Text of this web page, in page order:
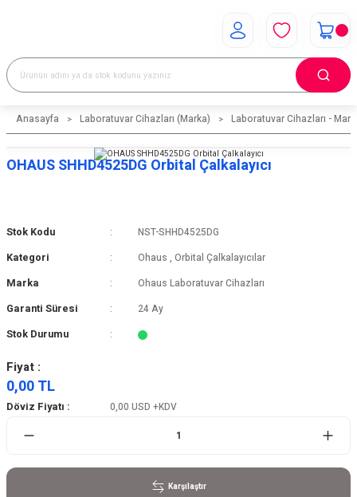
Anasayfa Laboratuvar Cihazları (Marka) Laboratuvar Cihazları -
OHAUS SHHD4525DG Orbital Çalkalayıcı
Stok Kodu NST-SHHD4525DG
Kategori Ohaus , Orbital Çalkalayıcılar
Marka Ohaus Laboratuvar Cihazları
Garanti Süresi 24 Ay
Stok Durumu
Fiyat :
0,00 TL
Döviz Fiyatı : 0,00 USD +KDV
Karşılaştır